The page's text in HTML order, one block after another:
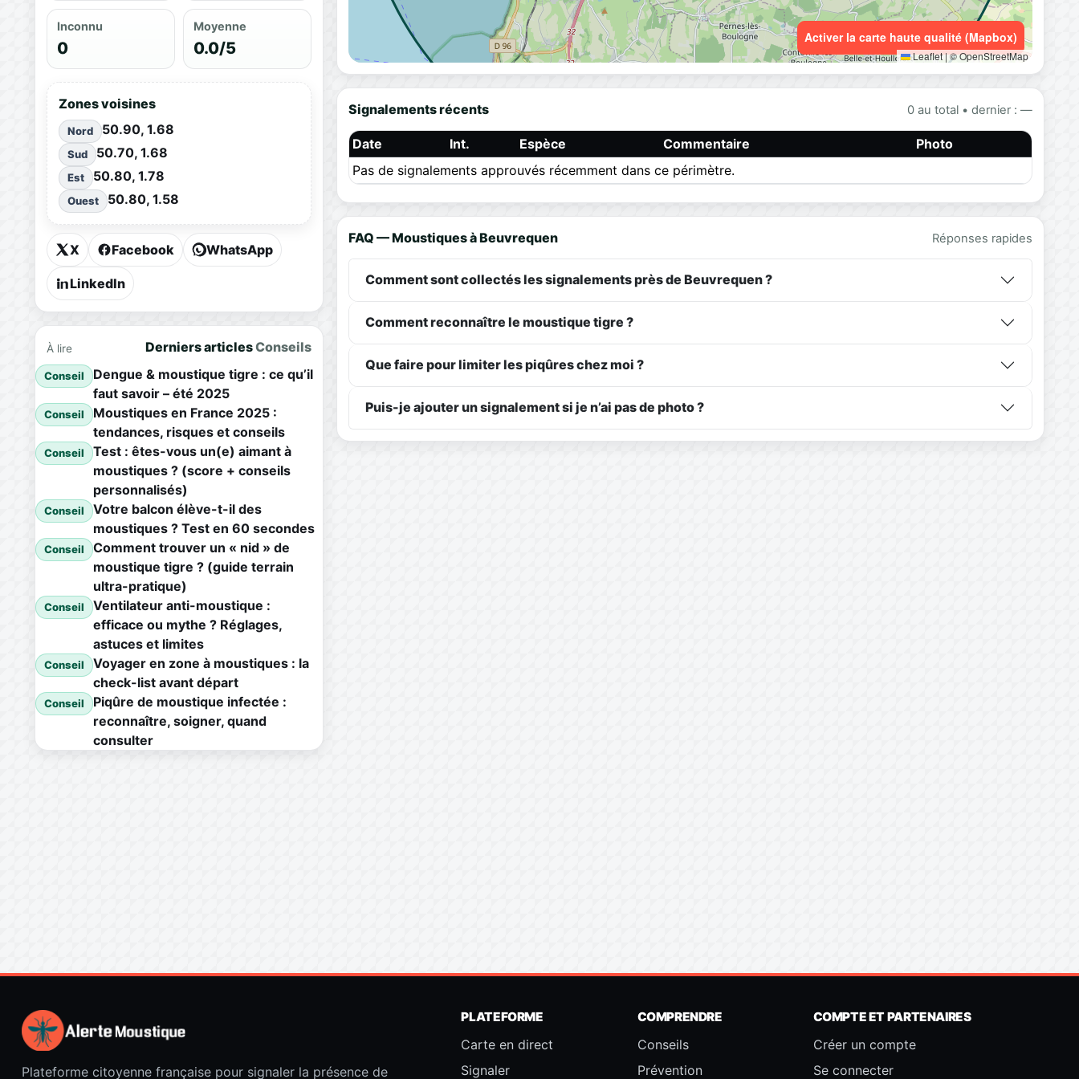
Inconnu
0
Moyenne
0.0/5
Zones voisines
Nord 50.90, 1.68
Sud 50.70, 1.68
Est 50.80, 1.78
Ouest 50.80, 1.58
X Facebook WhatsApp
LinkedIn
À lire Derniers articlesConseils
Conseil
Dengue & moustique tigre : ce qu’il
faut savoir – été 2025
Conseil
Moustiques en France 2025 :
tendances, risques et conseils
Conseil
Test : êtes-vous un(e) aimant à
moustiques ? (score + conseils
personnalisés)
Conseil
Votre balcon élève-t-il des
moustiques ? Test en 60 secondes
Conseil
Comment trouver un « nid » de
moustique tigre ? (guide terrain
ultra-pratique)
Conseil
Ventilateur anti-moustique :
efficace ou mythe ? Réglages,
astuces et limites
Conseil
Voyager en zone à moustiques : la
check-list avant départ
Conseil
Piqûre de moustique infectée :
reconnaître, soigner, quand
consulter
Leaflet|© OpenStreetMap
Activer la carte haute qualité (Mapbox)
Signalements récents 0 au total • dernier : —
Date Int. Espèce Commentaire
Photo
Pas de signalements approuvés récemment dans ce périmètre.
FAQ — Moustiques à Beuvrequen Réponses rapides
Comment sont collectés les signalements près de Beuvrequen ?
Comment reconnaître le moustique tigre ?
Que faire pour limiter les piqûres chez moi ?
Puis-je ajouter un signalement si je n’ai pas de photo ?
Plateforme citoyenne française pour signaler la présence de
PLATEFORME
Carte en direct
Signaler
COMPRENDRE
Conseils
Prévention
COMPTE ET PARTENAIRES
Créer un compte
Se connecter